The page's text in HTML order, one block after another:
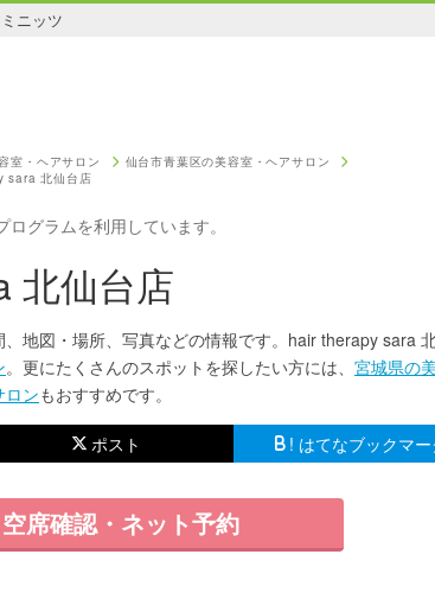
ニッツ
室・ヘアサロン
仙台市青葉区の美容室・ヘアサロン
sara 北仙台店
グラムを利用しています。
北仙台店
地図・場所、写真などの情報です。hair therapy sara
。更にたくさんのスポットを探したい方には、 宮城県の
ロンもおすすめです。
ポスト ! はてなブックマー
席確認・ネット予約